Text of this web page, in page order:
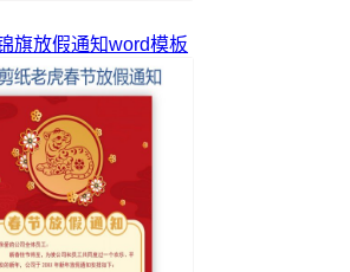
旗放假通知word模板